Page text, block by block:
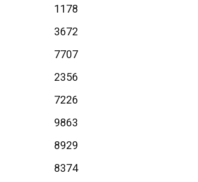
1178
3672
7707
2356
7226
9863
8929
8374